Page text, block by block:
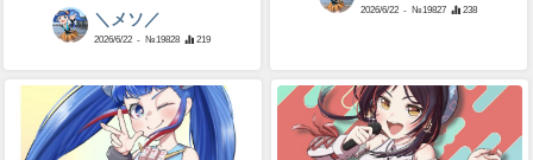
＼メソ／
2026/6/22 - №19828 219
2026/6/22 - №19827 238